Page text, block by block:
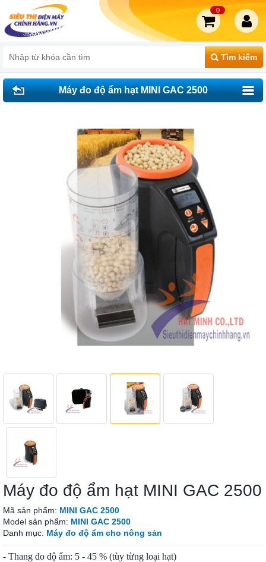
Tìm kiếm
0
Máy đo độ ẩm hạt MINI GAC 2500
Máy đo độ ẩm hạt MINI GAC 2500
Mã sản phẩm: MINI GAC 2500
Model sản phẩm: MINI GAC 2500
Danh mục: Máy đo độ ẩm cho nông sản
- Thang đo độ ẩm: 5 - 45 % (tùy từng loại hạt)